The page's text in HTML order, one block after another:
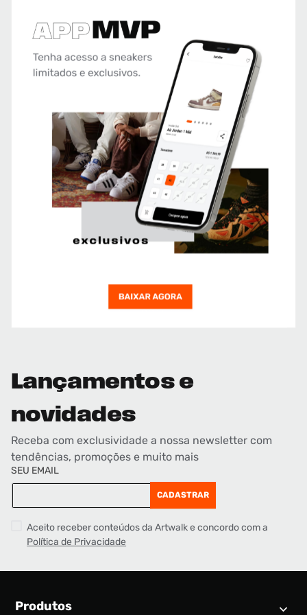
Lançamentos e
novidades
Receba com exclusividade a nossa newsletter com
tendências, promoções e muito mais
SEU EMAIL
CADASTRAR
Aceito receber conteúdos da Artwalk e concordo com a
Política de Privacidade
Produtos